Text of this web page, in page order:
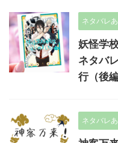
ネタバレ
妖怪学
ネタバ
行（後編
ネタバレ